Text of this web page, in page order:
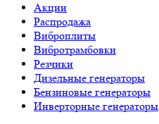
Акции
Распродажа
Виброплиты
Вибротрамбовки
Резчики
Дизельные генераторы
Бензиновые генераторы
Инверторные генераторы